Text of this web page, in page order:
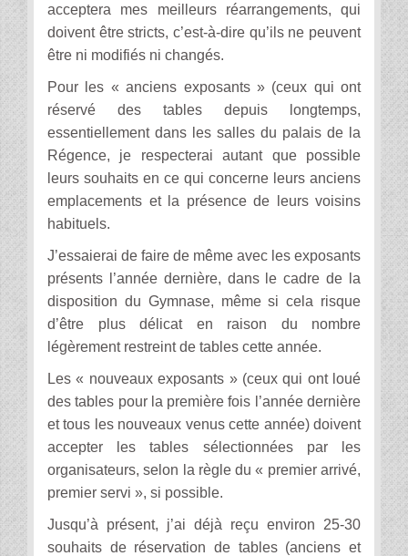
acceptera mes meilleurs réarrangements, qui
doivent être stricts, c’est-à-dire qu’ils ne peuvent
être ni modifiés ni changés.
Pour les « anciens exposants » (ceux qui ont
réservé des tables depuis longtemps,
essentiellement dans les salles du palais de la
Régence, je respecterai autant que possible
leurs souhaits en ce qui concerne leurs anciens
emplacements et la présence de leurs voisins
habituels.
J’essaierai de faire de même avec les exposants
présents l’année dernière, dans le cadre de la
disposition du Gymnase, même si cela risque
d’être plus délicat en raison du nombre
légèrement restreint de tables cette année.
Les « nouveaux exposants » (ceux qui ont loué
des tables pour la première fois l’année dernière
et tous les nouveaux venus cette année) doivent
accepter les tables sélectionnées par les
organisateurs, selon la règle du « premier arrivé,
premier servi », si possible.
Jusqu’à présent, j’ai déjà reçu environ 25-30
souhaits de réservation de tables (anciens et